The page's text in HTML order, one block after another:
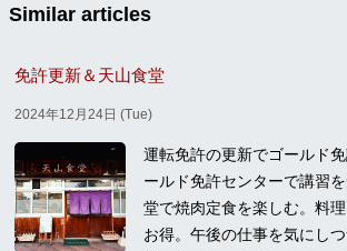
Similar articles
免許更新＆天山食堂
2024年12月24日 (Tue)
運転免許の更新でゴールド
ールド免許センターで講習
堂で焼肉定食を楽しむ。料
お得。午後の仕事を気にし